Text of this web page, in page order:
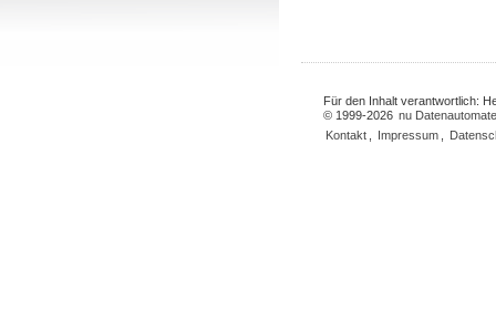
Für den Inhalt verantwortlich:
© 1999-2026 nu
Kontakt
Impressum